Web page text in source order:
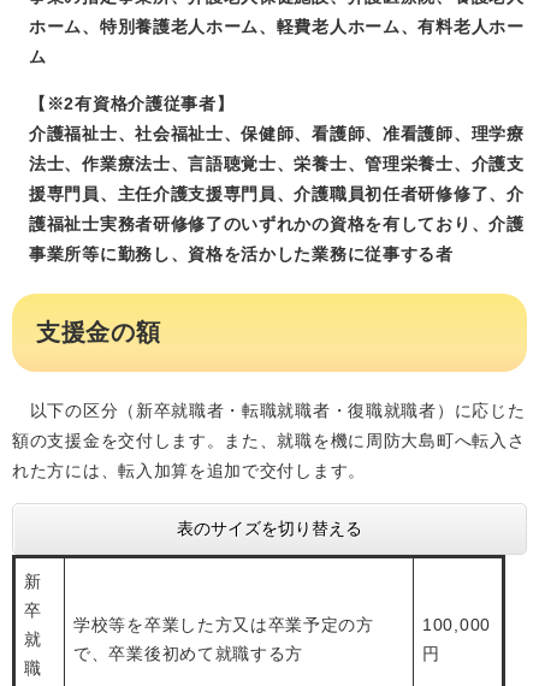
ホーム、特別養護老人ホーム、軽費老人ホーム、有料老人ホー
ム
【※2有資格介護従事者】
​介護福祉士、社会福祉士、保健師、看護師、准看護師、理学療
法士、作業療法士、言語聴覚士、栄養士、管理栄養士、介護支
援専門員、主任介護支援専門員、介護職員初任者研修修了、介
護福祉士実務者研修修了のいずれかの資格を有しており、介護
事業所等に勤務し、資格を活かした業務に従事する者
支援金の額
以下の区分（新卒就職者・転職就職者・復職就職者）に応じた
額の支援金を交付します。また、就職を機に周防大島町へ転入さ
れた方には、転入加算を追加で交付します。
表のサイズを切り替える
新
卒
就
職
学校等を卒業した方又は卒業予定の方
で、卒業後初めて就職する方
100,000
円